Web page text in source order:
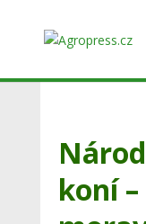
koní